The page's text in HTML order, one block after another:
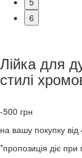
6
Лійка для
стилі
-500 грн
на вашу покупку
*пропозиція діє при